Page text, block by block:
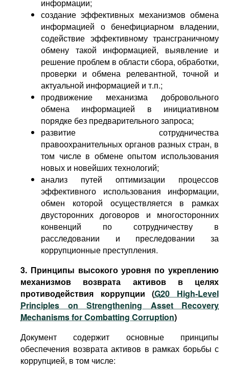
информации;
создание эффективных механизмов обмена
информацией о бенефициарном владении,
содействие эффективному трансграничному
обмену такой информацией, выявление и
решение проблем в области сбора, обработки,
проверки и обмена релевантной, точной и
актуальной информацией и т.п.;
продвижение механизма добровольного
обмена информацией в инициативном
порядке без предварительного запроса;
развитие сотрудничества
правоохранительных органов разных стран, в
том числе в обмене опытом использования
новых и новейших технологий;
анализ путей оптимизации процессов
эффективного использования информации,
обмен которой осуществляется в рамках
двусторонних договоров и многосторонних
конвенций по сотрудничеству в
расследовании и преследовании за
коррупционные преступления.
3. Принципы высокого уровня по укреплению
механизмов возврата активов в целях
противодействия коррупции (G20 High-Level
Principles on Strengthening Asset Recovery
Mechanisms for Combatting Corruption)
Документ содержит основные принципы
обеспечения возврата активов в рамках борьбы с
коррупцией, в том числе: